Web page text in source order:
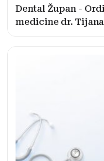
Dental Župan -
medicine dr.